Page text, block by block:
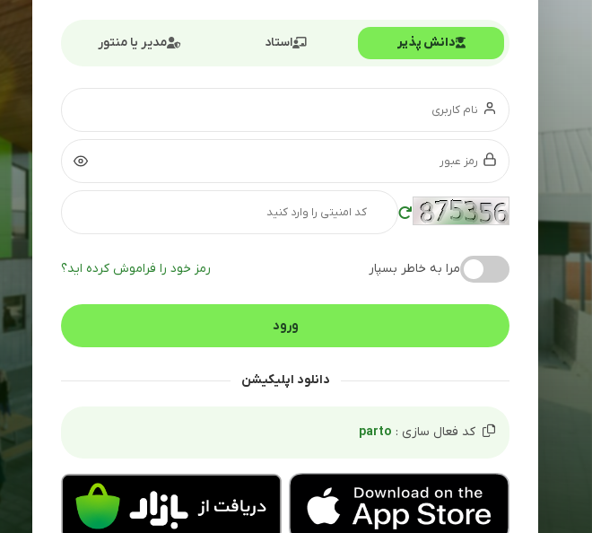
دانش پذیر استاد مدیر یا منتور
مرا به خاطر بسپار رمز خود را فراموش کرده اید؟
دانلود اپلیکیشن
کد فعال سازی : parto